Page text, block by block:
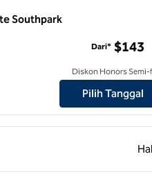
Southpark
by Hilton Charlotte Southpark
Dari* $143
Diskon Honors Semi-
Pilih Tanggal